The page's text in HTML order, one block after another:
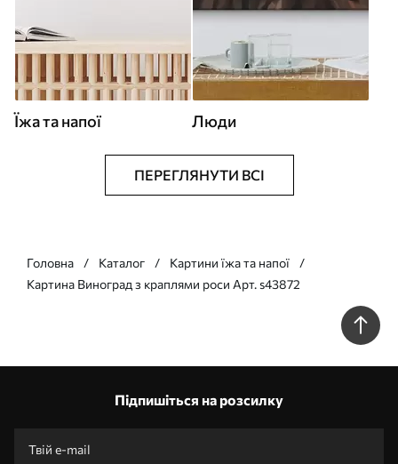
Їжа та напої Люди
ПЕРЕГЛЯНУТИ ВСІ
Головна Каталог
Картини їжа та напої
Картина Виноград з краплями роси Арт. s43872
Підпишіться на розсилку